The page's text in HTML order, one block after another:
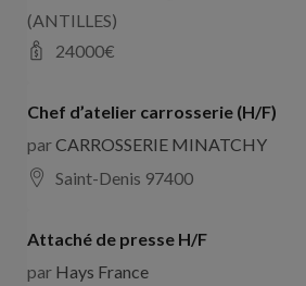
(ANTILLES)
24000€
Chef d’atelier carrosserie (H/F)
parCARROSSERIE MINATCHY
Saint-Denis 97400
Attaché de presse H/F
par Hays France